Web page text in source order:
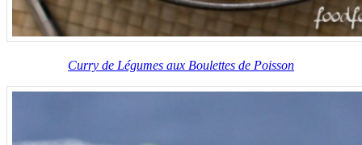
Curry de Légumes aux Boulettes de Poisson